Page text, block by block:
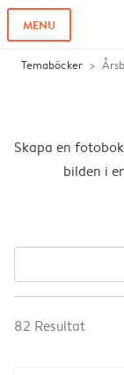
MENU
Temaböcker
Skapa en
bilden i
82 Resultat